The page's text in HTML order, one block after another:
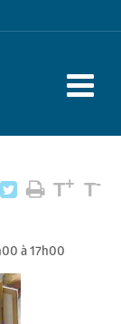
T+ T-
à 17h00